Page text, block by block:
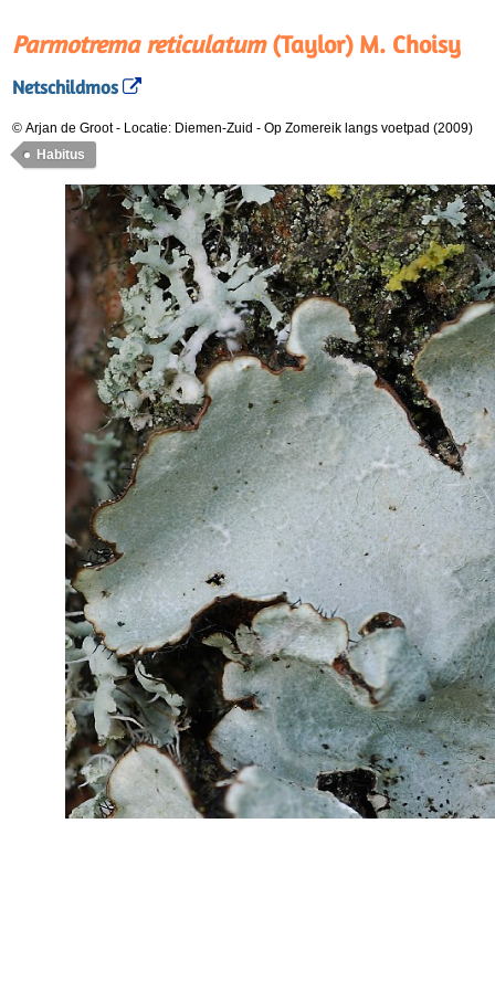
Parmotrema reticulatum(Taylor) M. Choisy
Netschildmos
© Arjan de Groot- Locatie: Diemen-Zuid - Op Zomereik langs voetpad (2009)
Habitus